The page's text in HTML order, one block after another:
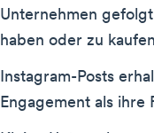
Unternehmen
haben oder zu
Instagram-Posts
Engagement als ihre